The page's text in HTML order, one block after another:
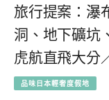
旅行提案：瀑
洞、地下礦坑
虎航直飛大分
品味日本輕奢度假地